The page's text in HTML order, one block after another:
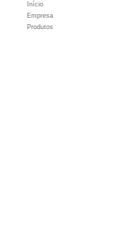
Início
Empresa
Produtos